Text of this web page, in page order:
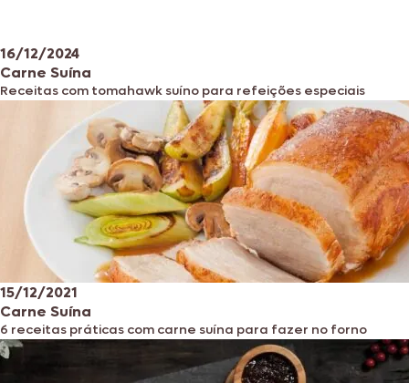
16/12/2024
Carne Suína
Receitas com tomahawk suíno para refeições especiais
15/12/2021
Carne Suína
6 receitas práticas com carne suína para fazer no forno